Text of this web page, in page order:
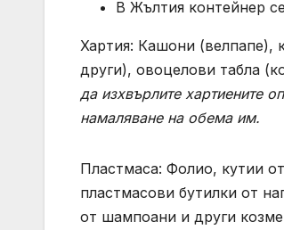
В Жълтия контейнер
Хартия: Кашони (велпапе),
други), овoцелови табла
да изхвърлите хартиените
намаляване на обема им.
Пластмаса: Фолио, кутии
пластмасови бутилки от
от шампоани и други